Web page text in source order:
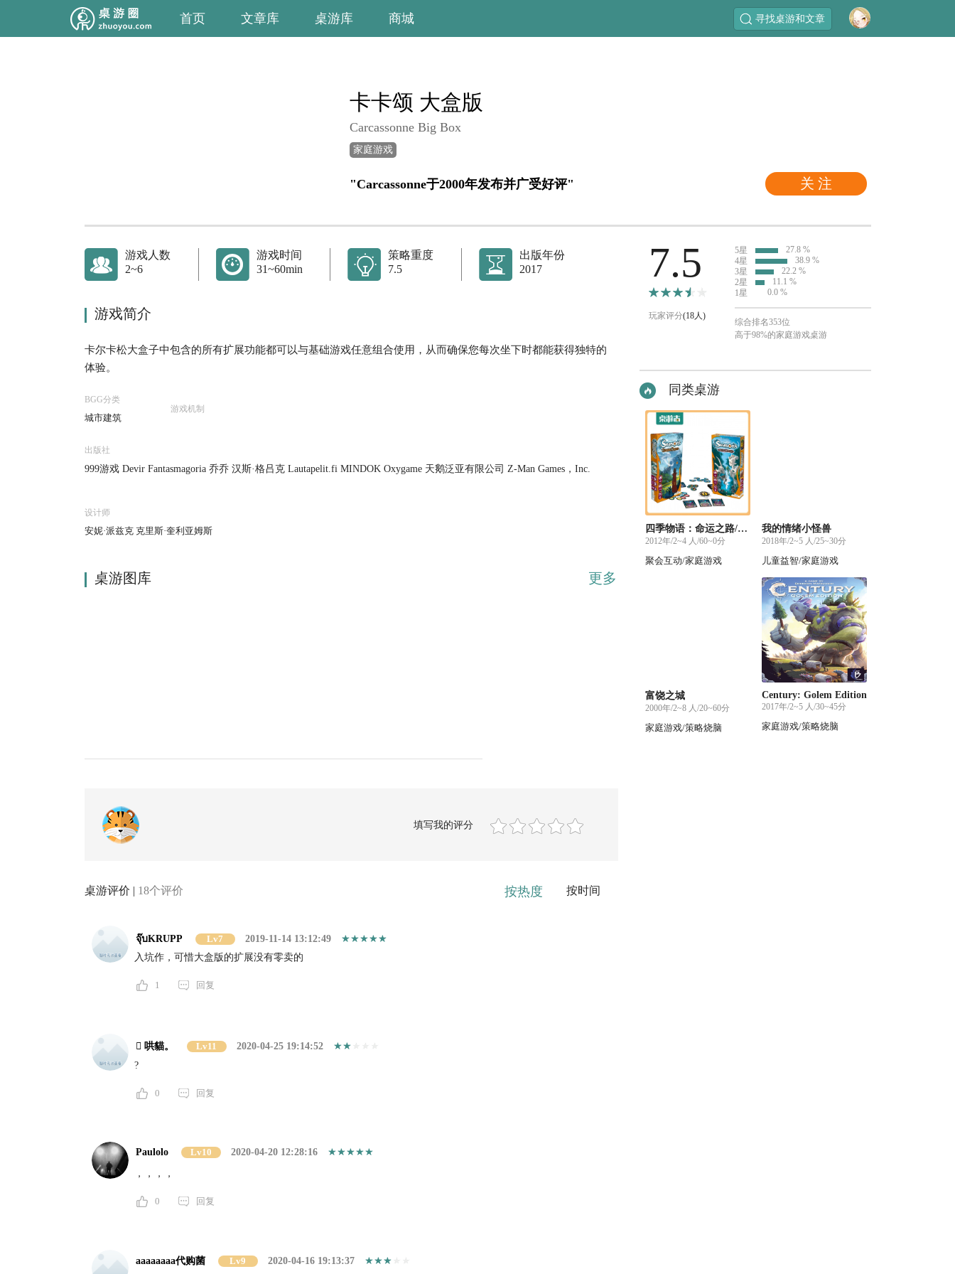
首页 文章库 桌游库 商城 寻找桌游和文章
关 注
卡卡颂 大盒版
Carcassonne Big Box
家庭游戏
"Carcassonne于2000年发布并广受好评"
游戏人数
2~6
游戏时间
31~60min
策略重度
7.5
出版年份
2017
游戏简介
卡尔卡松大盒子中包含的所有扩展功能都可以与基础游戏任意组合使用，从而确保您每次坐下时都能获得独特的
体验。
BGG分类
城市建筑
游戏机制
出版社
999游戏 Devir Fantasmagoria 乔乔 汉斯·格吕克 Lautapelit.fi MINDOK Oxygame 天鹅泛亚有限公司 Z-Man Games，Inc.
设计师
安妮·派兹克 克里斯·奎利亚姆斯
桌游图库 更多
填写我的评分
桌游评价 | 18个评价 按热度 按时间
จุ๊บKRUPP Lv7
2019-11-14 13:12:49
入坑作，可惜大盒版的扩展没有零卖的
1 回复
 哄貓。 Lv11
2020-04-25 19:14:52
?
0 回复
Paulolo Lv10
2020-04-20 12:28:16
，，，，
0 回复
aaaaaaaa代购菌 Lv9
2020-04-16 19:13:37
7.5
玩家评分(18人)
5星
27.8 %
4星
38.9 %
3星
22.2 %
2星
11.1 %
1星
0.0 %
综合排名353位
高于98%的家庭游戏桌游
同类桌游
四季物语：命运之路/魔法王国
2012年/2~4 人/60~0分
聚会互动/家庭游戏
我的情绪小怪兽
2018年/2~5 人/25~30分
儿童益智/家庭游戏
富饶之城
2000年/2~8 人/20~60分
家庭游戏/策略烧脑
Century: Golem Edition
2017年/2~5 人/30~45分
家庭游戏/策略烧脑